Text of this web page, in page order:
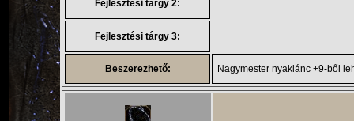
Fejlesztési tárgy 2:
Fejlesztési tárgy 3:
Beszerezhető: Nagymester nyaklánc +9-ből